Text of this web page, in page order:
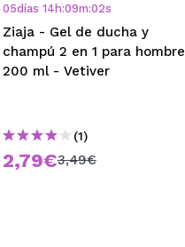
05días 14 h:09m:02s
Ziaja - Gel de ducha y
champú 2 en 1 para hombre
200 ml - Vetiver
(1)
2,79€3,49€